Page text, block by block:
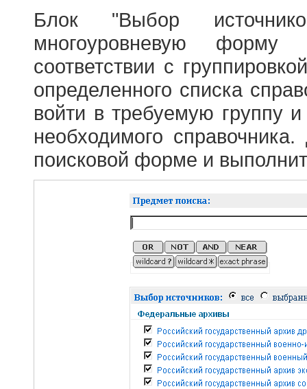
Блок "Выбор
многоуровневую форму
соответствии с
определенного списка
войти в требуемую группу и
необходимого
поисковой форме и